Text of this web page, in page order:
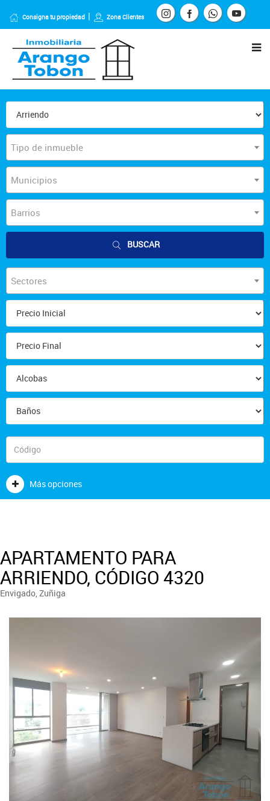
Consigna tu propiedad Zona Clientes
Tipo de inmueble
Municipios
Barrios
BUSCAR
Sectores
Más opciones
APARTAMENTO PARA
ARRIENDO, CÓDIGO 4320
Envigado, Zuñiga